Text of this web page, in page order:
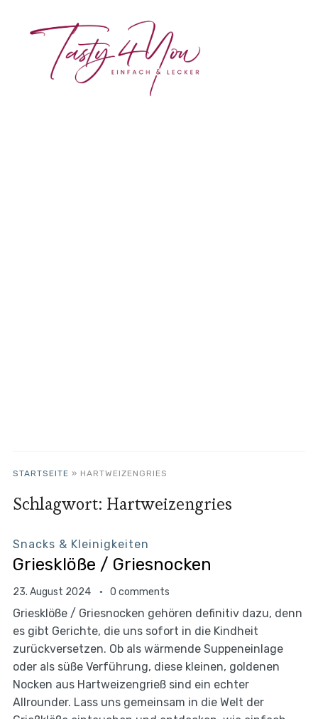
STARTSEITE » HARTWEIZENGRIES
Schlagwort: Hartweizengries
Snacks & Kleinigkeiten
Griesklöße / Griesnocken
23. August 2024 0 comments
Griesklöße / Griesnocken gehören definitiv dazu, denn
es gibt Gerichte, die uns sofort in die Kindheit
zurückversetzen. Ob als wärmende Suppeneinlage
oder als süße Verführung, diese kleinen, goldenen
Nocken aus Hartweizengrieß sind ein echter
Allrounder. Lass uns gemeinsam in die Welt der